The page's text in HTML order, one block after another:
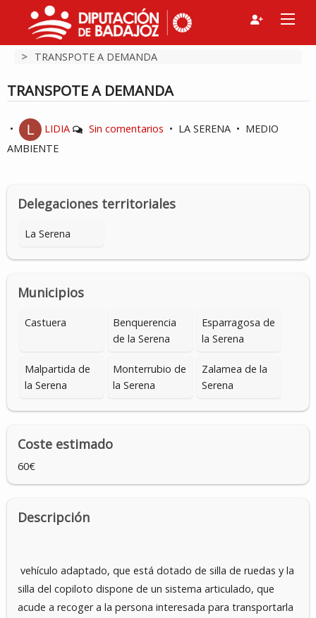
> TRANSPOTE A DEMANDA
TRANSPOTE A DEMANDA
• LIDIA Sin comentarios • LA SERENA • MEDIO
AMBIENTE
Delegaciones territoriales
La Serena
Municipios
Castuera
Benquerencia
de la Serena
Esparragosa de
la Serena
Malpartida de
la Serena
Monterrubio de
la Serena
Zalamea de la
Serena
Coste estimado
60€
Descripción
vehículo adaptado, que está dotado de silla de ruedas y la
silla del copiloto dispone de un sistema articulado, que
acude a recoger a la persona interesada para transportarla